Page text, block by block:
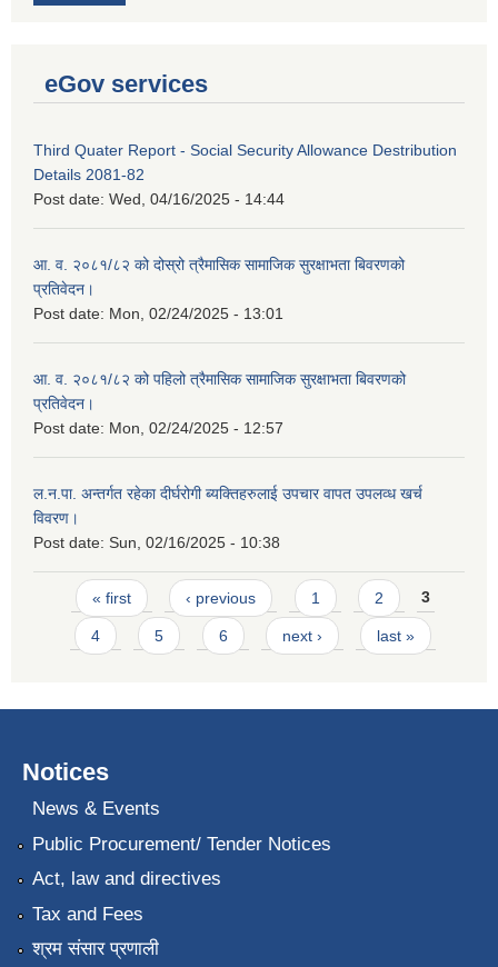
eGov services
Third Quater Report - Social Security Allowance Destribution
Details 2081-82
Post date: Wed, 04/16/2025 - 14:44
आ. व. २०८१/८२ को दोस्रो त्रैमासिक सामाजिक सुरक्षाभता बिवरणको
प्रतिवेदन।
Post date: Mon, 02/24/2025 - 13:01
आ. व. २०८१/८२ को पहिलो त्रैमासिक सामाजिक सुरक्षाभता बिवरणको
प्रतिवेदन।
Post date: Mon, 02/24/2025 - 12:57
ल.न.पा. अन्तर्गत रहेका दीर्घरोगी ब्यक्तिहरुलाई उपचार वापत उपलव्ध खर्च
विवरण।
Post date: Sun, 02/16/2025 - 10:38
Pages
« first ‹ previous 1 2 3
4 5 6 next › last »
Notices
News & Events
Public Procurement/ Tender Notices
Act, law and directives
Tax and Fees
श्रम संसार प्रणाली